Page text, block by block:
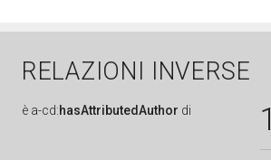
RELAZIONI INVERSE
è a-cd:hasAttributedAuthor di